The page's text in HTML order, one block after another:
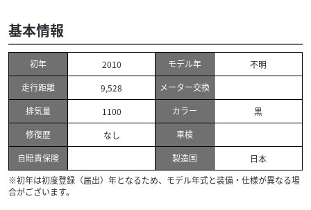
基本情報
初年 2010 モデル年
不明
走行距離
9,528
メーター交換
排気量
1100 カラー
黒
修復歴
なし
車検
自賠責保険
製造国
日本
※初年は初度登録（届出）年となるため、モデル年式と装備・仕様が異なる場
合がございます。